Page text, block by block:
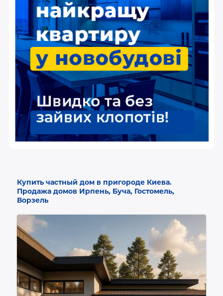
Купить частный дом в пригороде Киева.
Продажа домов Ирпень, Буча, Гостомель,
Ворзель